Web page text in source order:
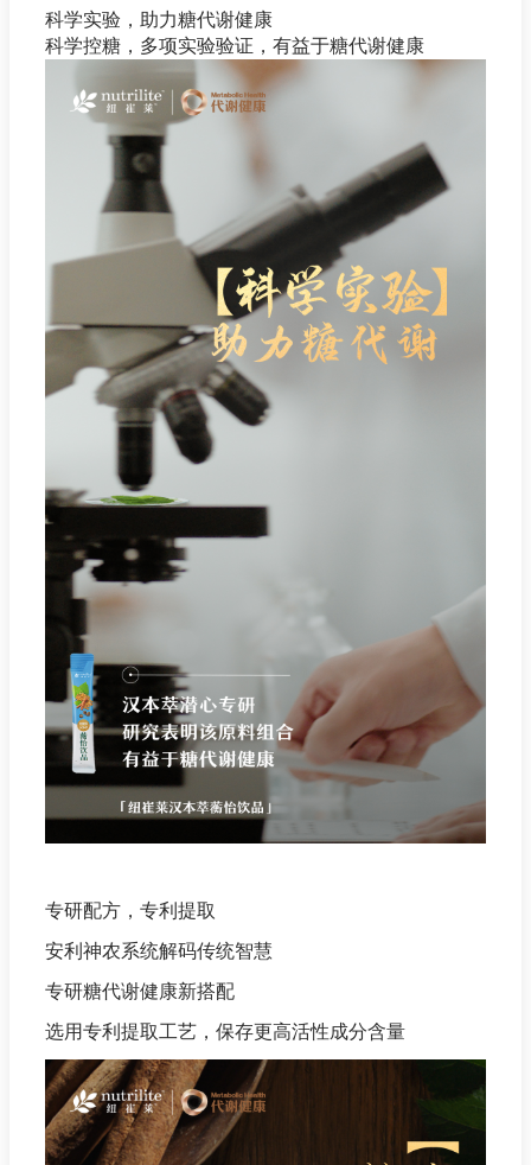
科学实验，助力糖代谢健康
科学控糖，多项实验验证，有益于糖代谢健康
专研配方，专利提取
安利神农系统解码传统智慧
专研糖代谢健康新搭配
选用专利提取工艺，保存更高活性成分含量